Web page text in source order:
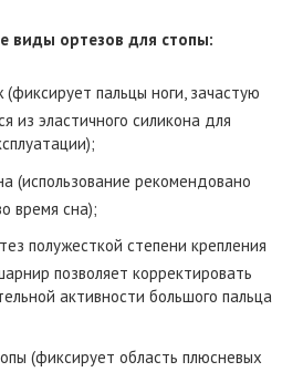
виды ортезов для стопы:
пальцы ноги, зачастую
из эластичного силикона для
(использование рекомендовано
время сна);
полужесткой степени крепления
позволяет корректировать
активности большого пальца
(фиксирует область плюсневых